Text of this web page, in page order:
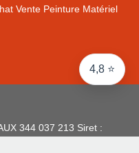
4,8 ⭐
Vente Peinture Matériel
344 037 213 Siret :